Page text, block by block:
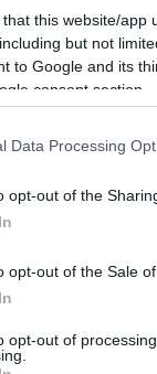
that this website/
but not
to Google and its
consent section.
Data Processing
opt-out of the
opt-out of the Sale
opt-out of
όγκο
Περιοχή
με
διάσωσης με
μου με